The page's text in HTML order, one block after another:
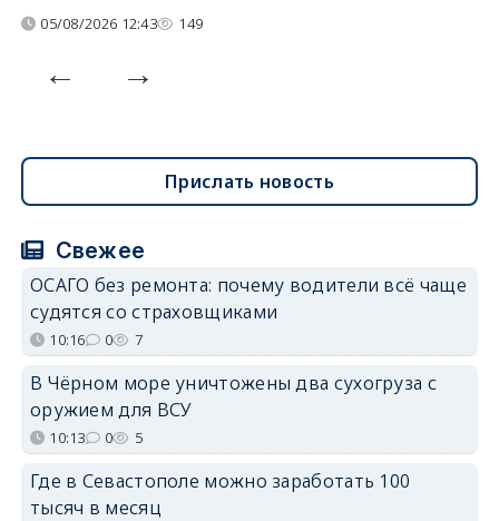
05/08/2026 12:43 149
Прислать новость
Свежее
ОСАГО без ремонта: почему водители всё чаще
судятся со страховщиками
10:16 0 7
В Чёрном море уничтожены два сухогруза с
оружием для ВСУ
10:13 0 5
Где в Севастополе можно заработать 100
тысяч в месяц